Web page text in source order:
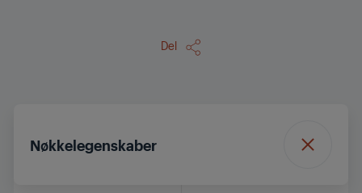
Del
Nøkkelegenskaber